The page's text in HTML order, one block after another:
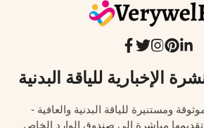
الإخبارية للياقة البدنية
ومستنيرة للياقة البدنية والعافية -
مباشرة إلى صندوق الوارد الخاص